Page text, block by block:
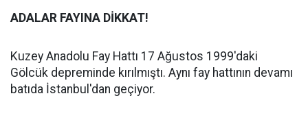
ADALAR FAYINA DİKKAT!
Kuzey Anadolu Fay Hattı 17 Ağustos 1999'daki
Gölcük depreminde kırılmıştı. Aynı fay hattının devamı
batıda İstanbul'dan geçiyor.